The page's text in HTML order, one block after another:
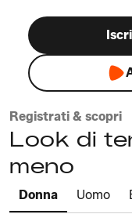
Registrati & scopri
Look di
meno
Donna Uomo